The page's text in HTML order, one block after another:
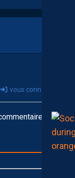
vous connecter